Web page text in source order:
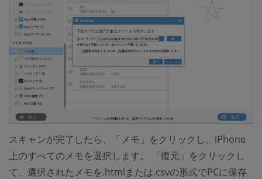
スキャンが完了したら、「メモ」をクリックし、iPhone
上のすべてのメモを選択します。 「復元」をクリックし
て、選択されたメモを.htmlまたは.csvの形式でPCに保存